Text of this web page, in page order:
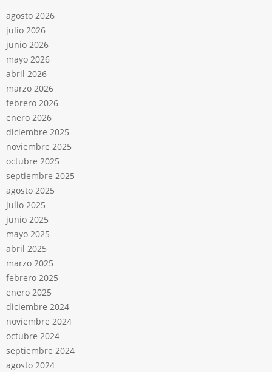
agosto 2026
julio 2026
junio 2026
mayo 2026
abril 2026
marzo 2026
febrero 2026
enero 2026
diciembre 2025
noviembre 2025
octubre 2025
septiembre 2025
agosto 2025
julio 2025
junio 2025
mayo 2025
abril 2025
marzo 2025
febrero 2025
enero 2025
diciembre 2024
noviembre 2024
octubre 2024
septiembre 2024
agosto 2024